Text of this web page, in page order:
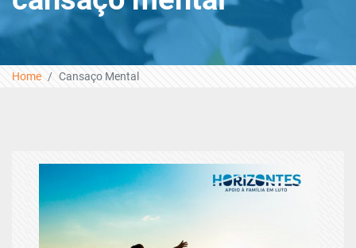
Home Cansaço Mental